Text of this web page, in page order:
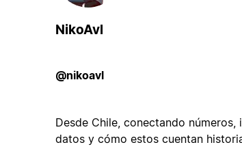
NikoAvl
@nikoavl
Desde Chile, conectando
datos y cómo estos cuentan